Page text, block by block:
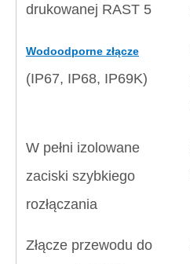
drukowanej RAST 5
Wodoodporne złącze
(IP67, IP68, IP69K)
W pełni izolowane
zaciski szybkiego
rozłączania
Złącze przewodu do